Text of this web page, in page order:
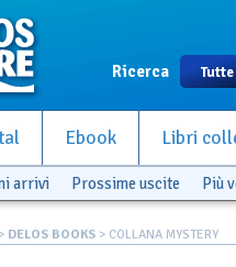
Ricerca
Ebook Libri
arrivi Prossime uscite Più
> DELOS BOOKS > COLLANA MYSTERY